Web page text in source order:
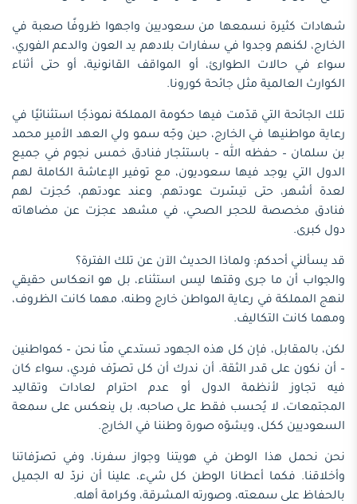
شهادات كثيرة نسمعها من سعوديين واجهوا ظروفًا صعبة في
الخارج، لكنهم وجدوا في سفارات بلادهم يد العون والدعم الفوري،
سواء في حالات الطوارئ، أو المواقف القانونية، أو حتى أثناء
الكوارث العالمية مثل جائحة كورونا.
تلك الجائحة التي قدّمت فيها حكومة المملكة نموذجًا استثنائيًا في
رعاية مواطنيها في الخارج، حين وجّه سمو ولي العهد الأمير محمد
بن سلمان – حفظه الله – باستئجار فنادق خمس نجوم في جميع
الدول التي يوجد فيها سعوديون، مع توفير الإعاشة الكاملة لهم
لعدة أشهر، حتى تيسّرت عودتهم. وعند عودتهم، حُجزت لهم
فنادق مخصصة للحجر الصحي، في مشهد عجزت عن مضاهاته
دول كبرى.
قد يسألني أحدكم: ولماذا الحديث الآن عن تلك الفترة؟
والجواب أن ما جرى وقتها ليس استثناء، بل هو انعكاس حقيقي
لنهج المملكة في رعاية المواطن خارج وطنه، مهما كانت الظروف،
ومهما كانت التكاليف.
لكن، بالمقابل، فإن كل هذه الجهود تستدعي منّا نحن – كمواطنين
– أن نكون على قدر الثقة. أن ندرك أن كل تصرّف فردي، سواء كان
فيه تجاوز لأنظمة الدول أو عدم احترام لعادات وتقاليد
المجتمعات، لا يُحسب فقط على صاحبه، بل ينعكس على سمعة
السعوديين ككل، ويشوّه صورة وطننا في الخارج.
نحن نحمل هذا الوطن في هويتنا وجواز سفرنا، وفي تصرّفاتنا
وأخلاقنا. فكما أعطانا الوطن كل شيء، علينا أن نردّ له الجميل
بالحفاظ على سمعته، وصورته المشرقة، وكرامة أهله.